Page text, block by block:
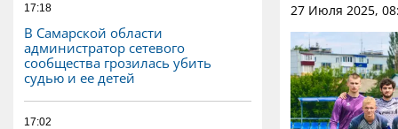
17:18
В Самарской области
администратор сетевого
сообщества грозилась убить
судью и ее детей
17:02
27 Июля 2025,